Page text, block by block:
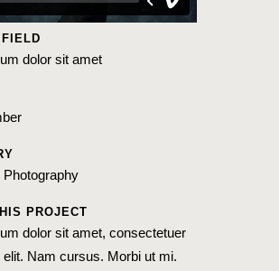
dolor sit amet
PROJECT
dolor sit amet, consectetuer
elit. Nam cursus. Morbi ut mi.